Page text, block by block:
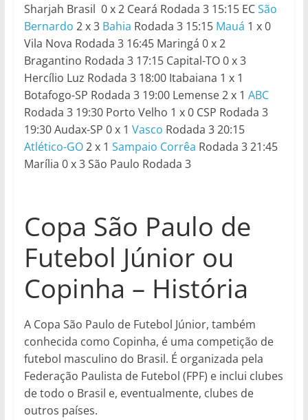
Sharjah Brasil 0 x 2 Ceará Rodada 3 15:15 ECSão
Bernardo 2 x 3 Bahia Rodada 3 15:15 Mauá 1 x 0
Vila Nova Rodada 3 16:45 Maringá 0 x 2
Bragantino Rodada 3 17:15 Capital-TO 0 x 3
Hercílio Luz Rodada 3 18:00 Itabaiana 1 x 1
Botafogo-SP Rodada 3 19:00 Lemense 2 x 1 ABC
Rodada 3 19:30 Porto Velho 1 x 0 CSP Rodada 3
19:30 Audax-SP 0 x 1 Vasco Rodada 3 20:15
Atlético-GO2 x 1 Sampaio Corrêa Rodada 3 21:45
Marília 0 x 3 São Paulo Rodada 3
Copa São Paulo de
Futebol Júnior ou
Copinha – História
A Copa São Paulo de Futebol Júnior, também
conhecida como Copinha, é uma competição de
futebol masculino do Brasil. É organizada pela
Federação Paulista de Futebol (FPF) e inclui clubes
de todo o Brasil e, eventualmente, clubes de
outros países.